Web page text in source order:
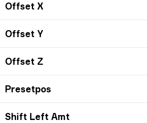
Offset X
Offset Y
Offset Z
Presetpos
Shift Left Amt